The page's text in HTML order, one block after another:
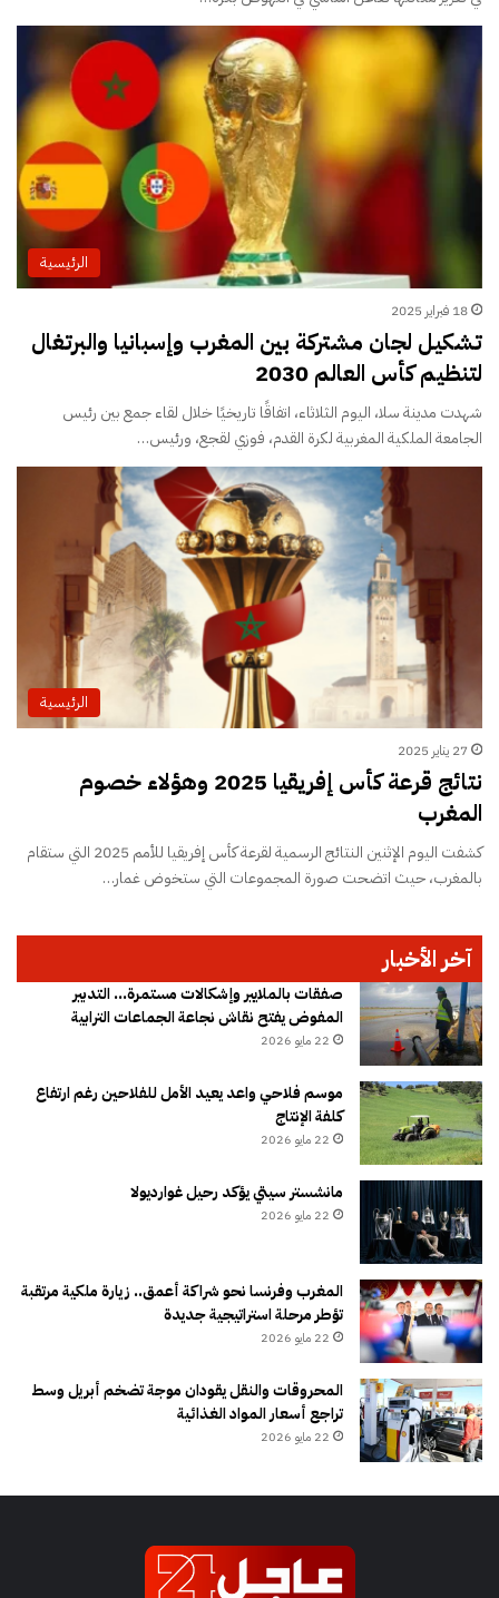
الرئيسية
18 فبراير 2025
تشكيل لجان مشتركة بين المغرب وإسبانيا والبرتغال
لتنظيم كأس العالم 2030
شهدت مدينة سلا، اليوم الثلاثاء، اتفاقًا تاريخيًا خلال لقاء جمع بين رئيس
الجامعة الملكية المغربية لكرة القدم، فوزي لقجع، ورئيس…
الرئيسية
27 يناير 2025
نتائج قرعة كأس إفريقيا 2025 وهؤلاء خصوم
المغرب
كشفت اليوم الإثنين النتائج الرسمية لقرعة كأس إفريقيا للأمم 2025 التي ستقام
بالمغرب، حيث اتضحت صورة المجموعات التي ستخوض غمار…
آخر الأخبار
صفقات بالملايير وإشكالات مستمرة… التدبير
المفوض يفتح نقاش نجاعة الجماعات الترابية
22 مايو 2026
موسم فلاحي واعد يعيد الأمل للفلاحين رغم ارتفاع
كلفة الإنتاج
22 مايو 2026
مانشستر سيتي يؤكد رحيل غوارديولا
22 مايو 2026
المغرب وفرنسا نحو شراكة أعمق.. زيارة ملكية مرتقبة
تؤطر مرحلة استراتيجية جديدة
22 مايو 2026
المحروقات والنقل يقودان موجة تضخم أبريل وسط
تراجع أسعار المواد الغذائية
22 مايو 2026